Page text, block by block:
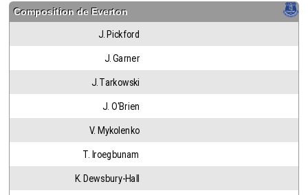
Composition de Everton
J. Pickford
J. Garner
J. Tarkowski
J. O'Brien
V. Mykolenko
T. Iroegbunam
K. Dewsbury-Hall